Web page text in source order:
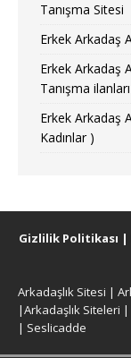
Tanışma Sitesi
Erkek Arkadaş
Erkek Arkadaş
Tanışma ilanları
Erkek Arkadaş
Kadınlar )
Gizlilik Politikası |
Arkadaşlık Sitesi |
|Arkadaşlık Siteleri |
| Seslicadde